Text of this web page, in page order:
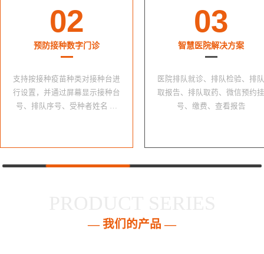
02
预防接种数字门诊
支持按接种疫苗种类对接种台进
行设置，并通过屏幕显示接种台
号、排队序号、受种者姓名 …
03
智慧医院解决方案
医院排队就诊、排队检验、排队
取报告、排队取药、微信预约挂
号、缴费、查看报告
— 我们的产品 —